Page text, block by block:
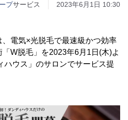
プサービス 2023年6月1日 10:30
、電気×光脱毛で最速級かつ効率
W脱毛」を2023年6月1日(木)よ
ハウス」のサロンでサービス提